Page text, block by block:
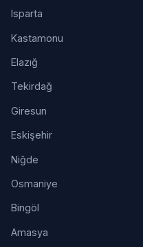
Isparta
Kastamonu
Elazığ
Tekirdağ
Giresun
Eskişehir
Niğde
Osmaniye
Bingöl
Amasya